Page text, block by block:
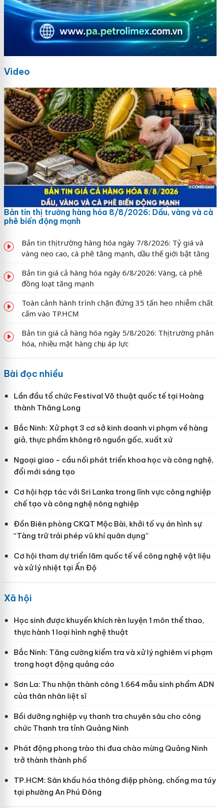
Video
Bản tin thị trường hàng hóa 8/8/2026: Dầu, vàng và cà
phê biến động mạnh
Bản tin thị trường hàng hóa ngày 7/8/2026: Tỷ giá và
vàng neo cao, cà phê tăng mạnh, dầu thế giới bật tăng
Bản tin giá cả hàng hóa ngày 6/8/2026: Vàng, cà phê
đồng loạt tăng mạnh
Toàn cảnh hành trình chặn đứng 35 tấn heo nhiễm chất
cấm vào TP.HCM
Bản tin giá cả hàng hóa ngày 5/8/2026: Thị trường phân
hóa, nhiều mặt hàng chịu áp lực
Bài đọc nhiều
Lần đầu tổ chức Festival Võ thuật quốc tế tại Hoàng
thành Thăng Long
Bắc Ninh: Xử phạt 3 cơ sở kinh doanh vi phạm về hàng
giả, thực phẩm không rõ nguồn gốc, xuất xứ
Ngoại giao - cầu nối phát triển khoa học và công nghệ,
đổi mới sáng tạo
Cơ hội hợp tác với Sri Lanka trong lĩnh vực công nghiệp
chế tạo và công nghệ nông nghiệp
Đồn Biên phòng CKQT Mộc Bài, khởi tố vụ án hình sự
“Tàng trữ trái phép vũ khí quân dụng”
Cơ hội tham dự triển lãm quốc tế về công nghệ vật liệu
và xử lý nhiệt tại Ấn Độ
Xã hội
Học sinh được khuyến khích rèn luyện 1 môn thể thao,
thực hành 1 loại hình nghệ thuật
Bắc Ninh: Tăng cường kiểm tra và xử lý nghiêm vi phạm
trong hoạt động quảng cáo
Sơn La: Thu nhận thành công 1.664 mẫu sinh phẩm ADN
của thân nhân liệt sĩ
Bồi dưỡng nghiệp vụ thanh tra chuyên sâu cho công
chức Thanh tra tỉnh Quảng Ninh
Phát động phong trào thi đua chào mừng Quảng Ninh
trở thành thành phố
TP.HCM: Sân khấu hóa thông điệp phòng, chống ma túy
tại phường An Phú Đông